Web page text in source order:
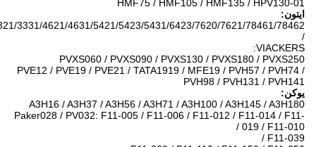
HMF75 / HMF105 / HMF135 / HPV130-01
ایتون:
3321/3331/4621/4631/5421/5423/5431/6423/7620/7621/78461/78462
VIACKERS:
PVXS060 / PVXS090 / PVXS130 / PVXS180 / PVXS250
PVE12 / PVE19 / PVE21 / TATA1919 / MFE19 / PVH57 / PVH74 /
PVH98 / PVH131 / PVH141
یوکن:
A3H16 / A3H37 / A3H56 / A3H71 / A3H100 / A3H145 / A3H180
Paker028 / PV032: F11-005 / F11-006 / F11-012 / F11-014 / F11-
019 / F11-010 /
F11-039 /